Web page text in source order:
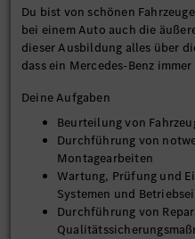
Du bist von schönen
bei einem Auto auch die
dieser Ausbildung alles über
dass ein Mercedes-Benz
Deine Aufgaben
Beurteilung von
Durchführung von
Montagearbeiten
Wartung, Prüfung und
Systemen und
Durchführung von